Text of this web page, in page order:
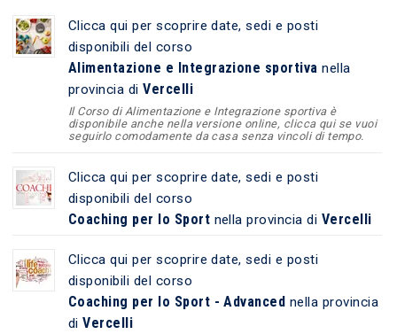
Clicca qui per scoprire date, sedi e posti
disponibili del corso
Alimentazione e Integrazione sportiva nella
provincia diVercelli
Il Corso di Alimentazione e Integrazione sportiva è
disponibile anche nella versione online, clicca qui se vuoi
seguirlo comodamente da casa senza vincoli di tempo.
Clicca qui per scoprire date, sedi e posti
disponibili del corso
Coaching per lo Sport nella provincia di Vercelli
Clicca qui per scoprire date, sedi e posti
disponibili del corso
Coaching per lo Sport - Advanced nella provincia
diVercelli